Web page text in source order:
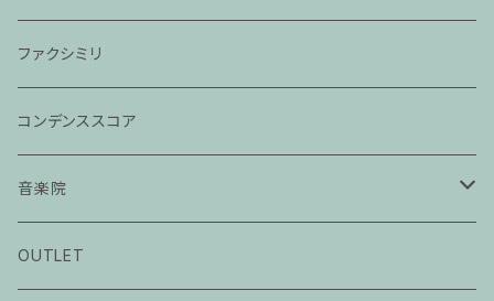
ファクシミリ
コンデンススコア
音楽院
ピアノ科３０分レッスン
OUTLET